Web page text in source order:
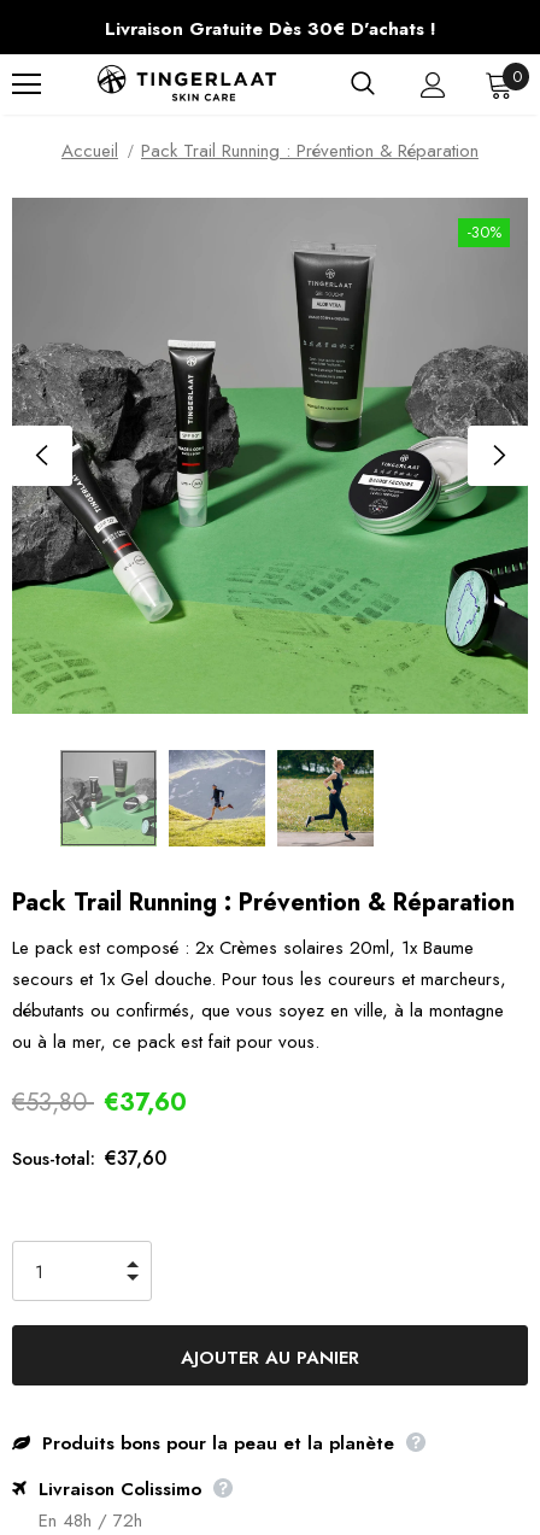
Livraison Gratuite Dès 30€ D'achats !
0
Accueil Pack Trail Running : Prévention & Réparation
-30%
Pack Trail Running : Prévention & Réparation
Le pack est composé : 2x Crèmes solaires 20ml, 1x Baume
secours et 1x Gel douche. Pour tous les coureurs et marcheurs,
débutants ou confirmés, que vous soyez en ville, à la montagne
ou à la mer, ce pack est fait pour vous.
€53,80 €37,60
Sous-total: €37,60
Produits bons pour la peau et la planète
Livraison Colissimo
En 48h / 72h